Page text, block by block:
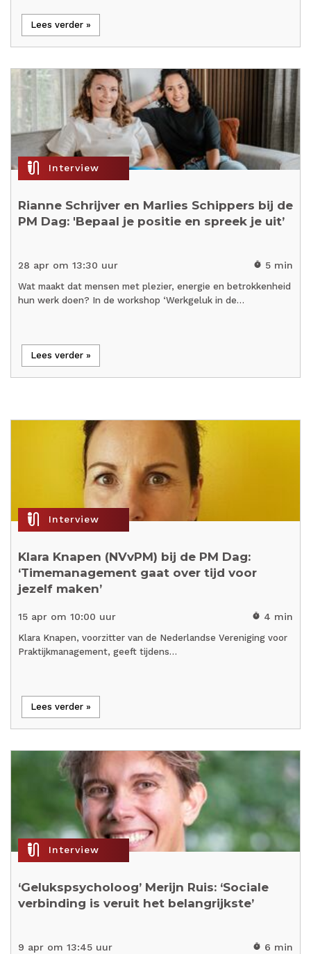
Lees verder »
mic_external_on Interview
Rianne Schrijver en Marlies Schippers bij de
PM Dag: 'Bepaal je positie en spreek je uit’
28 apr om 13:30 uur timer 5 min
Wat maakt dat mensen met plezier, energie en betrokkenheid
hun werk doen? In de workshop ‘Werkgeluk in de…
Lees verder »
mic_external_on Interview
Klara Knapen (NVvPM) bij de PM Dag:
‘Timemanagement gaat over tijd voor
jezelf maken’
15 apr om 10:00 uur timer 4 min
Klara Knapen, voorzitter van de Nederlandse Vereniging voor
Praktijkmanagement, geeft tijdens…
Lees verder »
mic_external_on Interview
‘Gelukspsycholoog’ Merijn Ruis: ‘Sociale
verbinding is veruit het belangrijkste’
9 apr om 13:45 uur timer 6 min